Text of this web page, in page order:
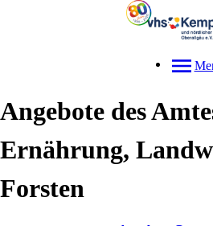
Angebote des
Ernährung,
Forsten